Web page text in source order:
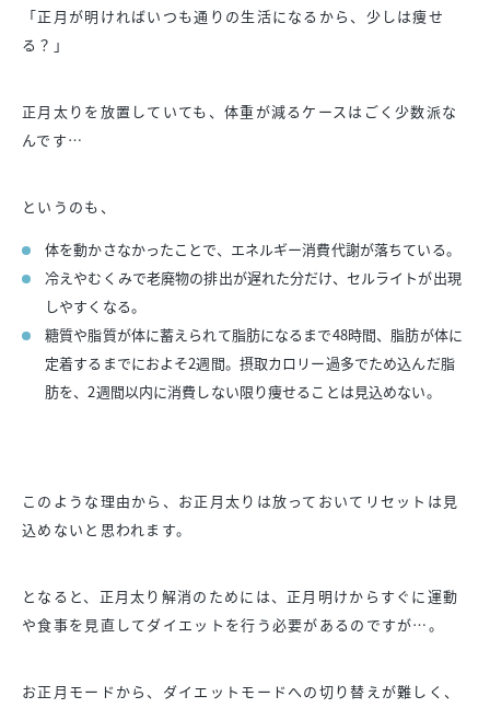
「正月が明ければいつも通りの生活になるから、少しは痩せ
る？」
正月太りを放置していても、体重が減るケースはごく少数派な
んです…
というのも、
体を動かさなかったことで、エネルギー消費代謝が落ちている。
冷えやむくみで老廃物の排出が遅れた分だけ、セルライトが出現
しやすくなる。
糖質や脂質が体に蓄えられて脂肪になるまで48時間、脂肪が体に
定着するまでにおよそ2週間。摂取カロリー過多でため込んだ脂
肪を、2週間以内に消費しない限り痩せることは見込めない。
このような理由から、お正月太りは放っておいてリセットは見
込めないと思われます。
となると、正月太り解消のためには、正月明けからすぐに運動
や食事を見直してダイエットを行う必要があるのですが…。
お正月モードから、ダイエットモードへの切り替えが難しく、